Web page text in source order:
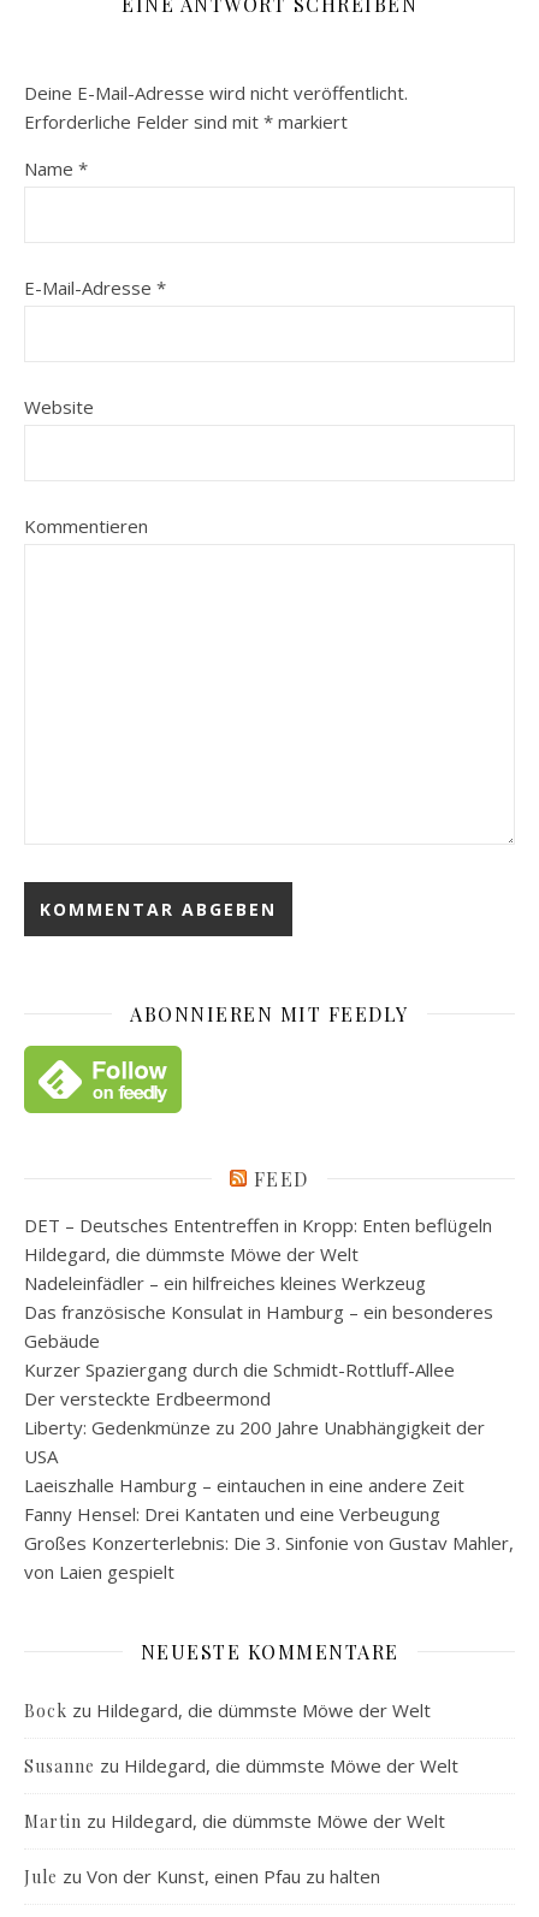
Deine E-Mail-Adresse wird nicht veröffentlicht.
Erforderliche Felder sind mit * markiert
Name *
E-Mail-Adresse *
Website
Kommentieren
ABONNIEREN MIT FEEDLY
FEED
DET – Deutsches Ententreffen in Kropp: Enten beflügeln
Hildegard, die dümmste Möwe der Welt
Nadeleinfädler – ein hilfreiches kleines Werkzeug
Das französische Konsulat in Hamburg – ein besonderes
Gebäude
Kurzer Spaziergang durch die Schmidt-Rottluff-Allee
Der versteckte Erdbeermond
Liberty: Gedenkmünze zu 200 Jahre Unabhängigkeit der
USA
Laeiszhalle Hamburg – eintauchen in eine andere Zeit
Fanny Hensel: Drei Kantaten und eine Verbeugung
Großes Konzerterlebnis: Die 3. Sinfonie von Gustav Mahler,
von Laien gespielt
NEUESTE KOMMENTARE
Bock zu Hildegard, die dümmste Möwe der Welt
Susanne zu Hildegard, die dümmste Möwe der Welt
Martin zu Hildegard, die dümmste Möwe der Welt
Jule zu Von der Kunst, einen Pfau zu halten